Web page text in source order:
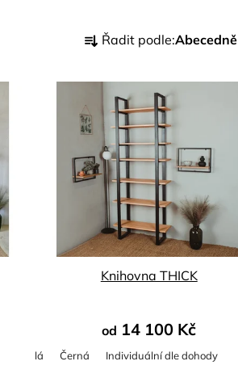
a
n
í
p
r
u
k
Řadit podle:Abecedně
Knihovna THICK
od 14 100 Kč
Bílá Černá Individuální dle dohody